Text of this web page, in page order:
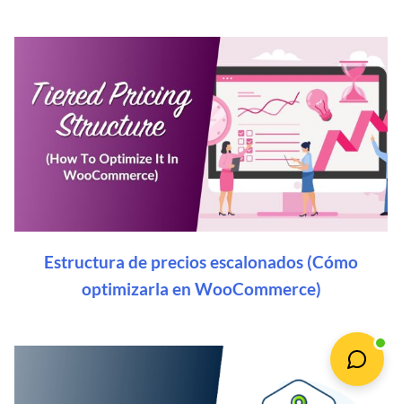
Estructura de precios escalonados (Cómo
optimizarla en WooCommerce)